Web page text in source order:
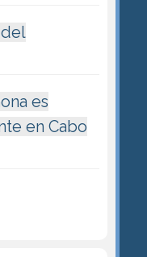
es
en Cabo